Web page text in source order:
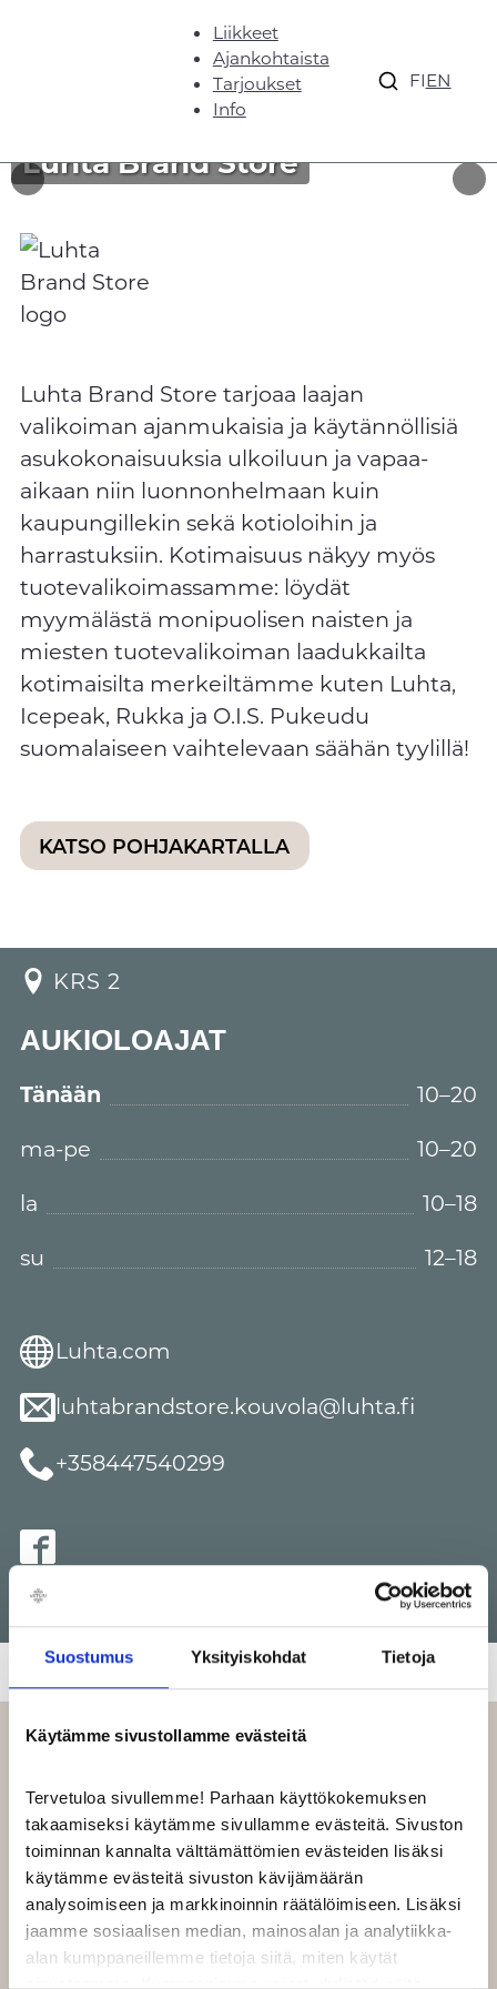
Suostumus Yksityiskohdat Tietoja
Käytämme sivustollamme evästeitä
Tervetuloa sivullemme! Parhaan käyttökokemuksen
takaamiseksi käytämme sivullamme evästeitä. Sivuston
toiminnan kannalta välttämättömien evästeiden lisäksi
käytämme evästeitä sivuston kävijämäärän
analysoimiseen ja markkinoinnin räätälöimiseen. Lisäksi
jaamme sosiaalisen median, mainosalan ja analytiikka-
alan kumppaneillemme tietoja siitä, miten käytät
sivustoamme. Kumppanimme voivat yhdistää näitä
Liikkeet
Ajankohtaista
Tarjoukset
Info
FIEN
Luhta Brand Store
Luhta Brand Store tarjoaa laajan
valikoiman ajanmukaisia ja käytännöllisiä
asukokonaisuuksia ulkoiluun ja vapaa-
aikaan niin luonnonhelmaan kuin
kaupungillekin sekä kotioloihin ja
harrastuksiin. Kotimaisuus näkyy myös
tuotevalikoimassamme: löydät
myymälästä monipuolisen naisten ja
miesten tuotevalikoiman laadukkailta
kotimaisilta merkeiltämme kuten Luhta,
Icepeak, Rukka ja O.I.S. Pukeudu
KATSO POHJAKARTALLA
KRS 2
AUKIOLOAJAT
Tänään
10–20
ma-pe
10–20
la
10–18
su
12–18
Luhta.com
luhtabrandstore.kouvola@luhta.fi
+358447540299
Ei näytettävää sisältöä juuri nyt